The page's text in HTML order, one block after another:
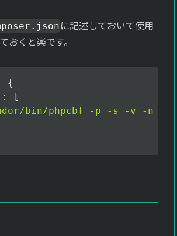
に記述しておいて使用
おくと楽です。
{
:
[
bin/phpcbf -p -s -v -n . --